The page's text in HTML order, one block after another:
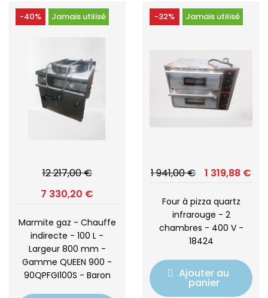
-40% Jamais utilisé
12 217,00 €
7 330,20 €
Marmite gaz - Chauffe
indirecte - 100 L -
Largeur 800 mm -
Gamme QUEEN 900 -
90QPFGI100S - Baron
-32% Jamais utilisé
1 941,00 € 1 319,88 €
Four à pizza quartz
infrarouge - 2
chambres - 400 V -
18424
Ajouter au
panier